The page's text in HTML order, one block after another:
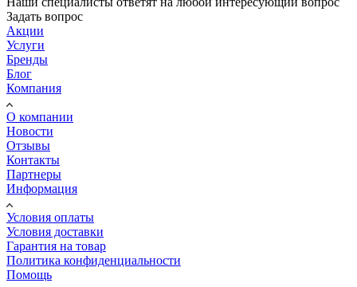
Задать вопрос
Акции
Услуги
Бренды
Блог
Компания
О компании
Новости
Отзывы
Контакты
Партнеры
Информация
Условия оплаты
Условия доставки
Гарантия на товар
Политика конфиденциальности
Помощь